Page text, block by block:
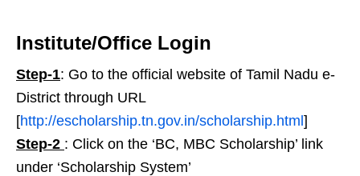
Institute/Office Login
Step-1: Go to the official website of Tamil Nadu e-
District through URL
[http://escholarship.tn.gov.in/scholarship.html]
Step-2 : Click on the ‘BC, MBC Scholarship’ link
under ‘Scholarship System’